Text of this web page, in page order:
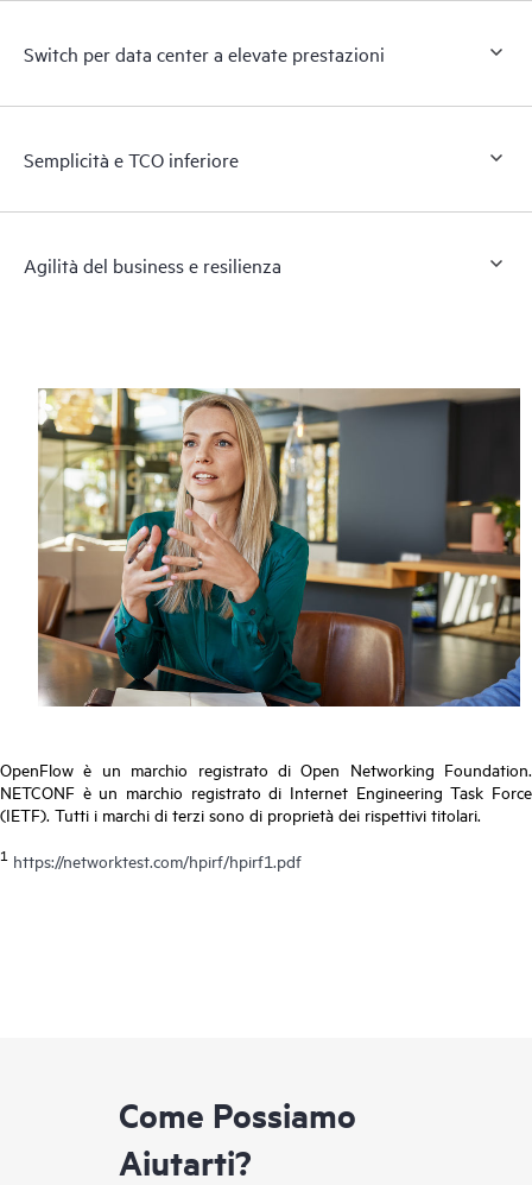
Switch per data center a elevate prestazioni
Semplicità e TCO inferiore
Agilità del business e resilienza
OpenFlow è un marchio registrato di Open Networking Foundation.
NETCONF è un marchio registrato di Internet Engineering Task Force
(IETF). Tutti i marchi di terzi sono di proprietà dei rispettivi titolari.
1 https://networktest.com/hpirf/hpirf1.pdf
Come Possiamo
Aiutarti?